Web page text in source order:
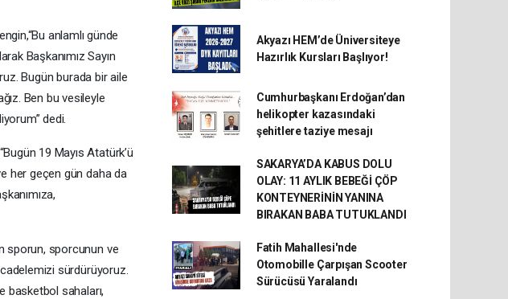
anlamlı günde
Başkanımız Sayın
Bugün burada bir aile
Ben bu vesileyle
dedi.
19 Mayıs Atatürk’ü
her geçen gün daha da
sporun, sporcunun ve
sürdürüyoruz.
basketbol sahaları,
Akyazı HEM’de Üniversiteye
Hazırlık Kursları Başlıyor!
Cumhurbaşkanı Erdoğan’dan
helikopter kazasındaki
şehitlere taziye mesajı
SAKARYA’DA KABUS DOLU
OLAY: 11 AYLIK BEBEĞİ ÇÖP
KONTEYNERİNİN YANINA
BIRAKAN BABA TUTUKLANDI
Fatih Mahallesi'nde
Otomobille Çarpışan Scooter
Sürücüsü Yaralandı